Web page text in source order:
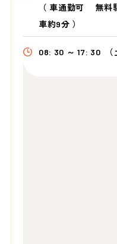
（ 車通勤可 無料
車約9分 ）
08: 30 ～ 17: 30